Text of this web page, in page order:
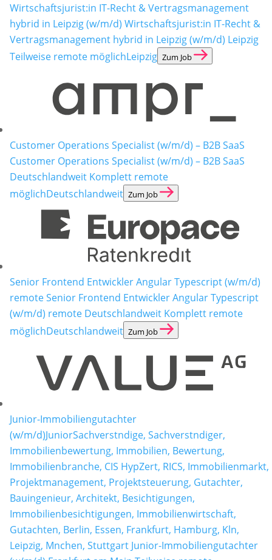
Wirtschaftsjurist:in IT-Recht & Vertragsmanagement
hybrid in Leipzig (w/m/d) Wirtschaftsjurist:in IT-Recht &
Vertragsmanagement hybrid in Leipzig (w/m/d) Leipzig
Teilweise remote möglichLeipzig Zum Job
Customer Operations Specialist (w/m/d) – B2B SaaS
Customer Operations Specialist (w/m/d) – B2B SaaS
Deutschlandweit Komplett remote
möglichDeutschlandweit Zum Job
Senior Frontend Entwickler Angular Typescript (w/m/d)
remoteSenior Frontend Entwickler Angular Typescript
(w/m/d) remote Deutschlandweit Komplett remote
möglichDeutschlandweit Zum Job
Junior-Immobiliengutachter
(w/m/d)JuniorSachverstndige, Sachverstndiger,
Immobilienbewertung, Immobilien, Bewertung,
Immobilienbranche, CIS HypZert, RICS, Immobilienmarkt,
Projektmanagement, Projektsteuerung, Gutachter,
Bauingenieur, Architekt, Besichtigungen,
Immobilienbesichtigungen, Immobilienwirtschaft,
Gutachten, Berlin, Essen, Frankfurt, Hamburg, Kln,
Leipzig, Mnchen, Stuttgart Junior-Immobiliengutachter